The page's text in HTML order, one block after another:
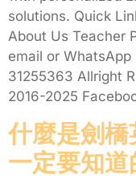
solutions. Quick
About Us Teacher
email or
31255363 Allright
2016-2025
什麼是劍
一定要知